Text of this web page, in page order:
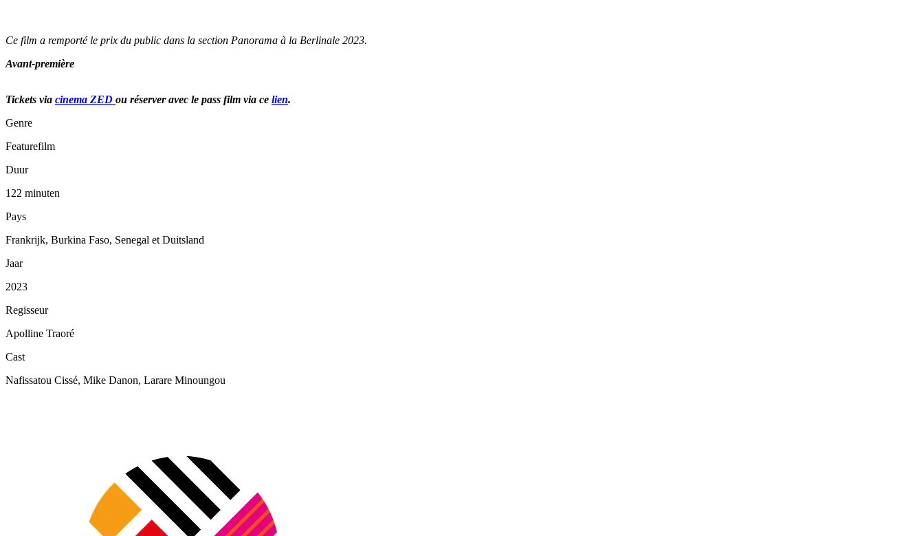
Ce film a remporté le prix du public dans la section Panorama à la Berlinale 2023.
Avant-première
Tickets via cinema ZED ou réserver avec le pass film via ce lien.
Genre
Featurefilm
Duur
122 minuten
Pays
Frankrijk, Burkina Faso, Senegal et Duitsland
Jaar
2023
Regisseur
Apolline Traoré
Cast
Nafissatou Cissé, Mike Danon, Larare Minoungou